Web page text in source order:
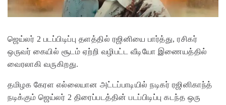
ஜெய்லர் 2 படப்பிடிப்பு தளத்தில் ரஜினியை பார்த்து, ரசிகர்
ஒருவர் கையில் சூடம் ஏற்றி வழிபட்ட வீடியோ இணையத்தில்
வைரலாகி வருகிறது.
தமிழக கேரள எல்லையான அட்டப்பாடியில் நடிகர் ரஜினிகாந்த்
நடிக்கும் ஜெய்லர் 2 திரைப்படத்தின் படப்பிடிப்பு கடந்த ஒரு